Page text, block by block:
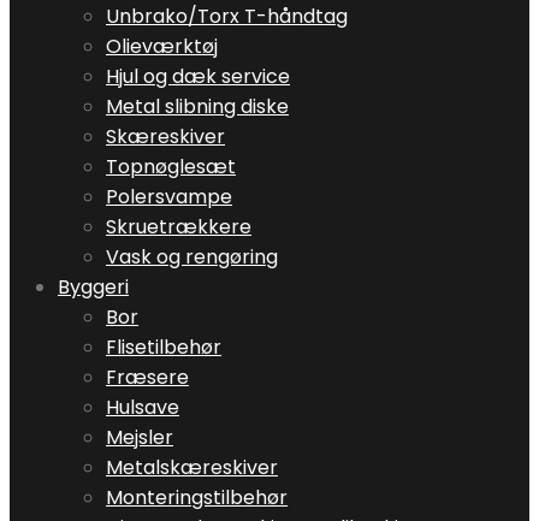
Unbrako/Torx T-håndtag
Olieværktøj
Hjul og dæk service
Metal slibning diske
Skæreskiver
Topnøglesæt
Polersvampe
Skruetrækkere
Vask og rengøring
Byggeri
Bor
Flisetilbehør
Fræsere
Hulsave
Mejsler
Metalskæreskiver
Monteringstilbehør